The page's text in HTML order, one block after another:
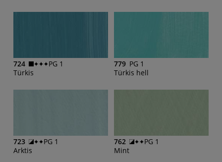
724
PG 1
Türkis
779 PG 1
Türkis hell
723
PG 1
Arktis
762
PG 1
Mint